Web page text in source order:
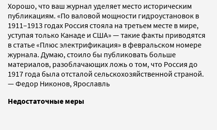
Хорошо, что ваш журнал уделяет место историческим
публикациям. «По валовой мощности гидроустановок в
1911–1913 годах Россия стояла на третьем месте в мире,
уступая только Канаде и США» — такие факты приводятся
в статье «Плюс электрификация» в февральском номере
журнала. Думаю, стоило бы публиковать больше
материалов, разоблачающих ложь о том, что Россия до
1917 года была отсталой сельскохозяйственной страной.
— Федор Никонов, Ярославль
Недостаточные меры